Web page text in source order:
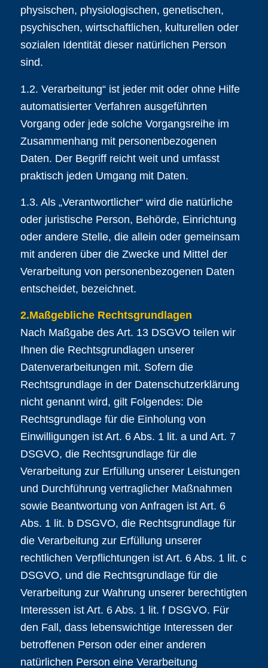
physischen, physiologischen, genetischen,
psychischen, wirtschaftlichen, kulturellen oder
sozialen Identität dieser natürlichen Person
sind.
1.2. Verarbeitung“ ist jeder mit oder ohne Hilfe
automatisierter Verfahren ausgeführten
Vorgang oder jede solche Vorgangsreihe im
Zusammenhang mit personenbezogenen
Daten. Der Begriff reicht weit und umfasst
praktisch jeden Umgang mit Daten.
1.3. Als „Verantwortlicher“ wird die natürliche
oder juristische Person, Behörde, Einrichtung
oder andere Stelle, die allein oder gemeinsam
mit anderen über die Zwecke und Mittel der
Verarbeitung von personenbezogenen Daten
entscheidet, bezeichnet.
2.Maßgebliche Rechtsgrundlagen
Nach Maßgabe des Art. 13 DSGVO teilen wir
Ihnen die Rechtsgrundlagen unserer
Datenverarbeitungen mit. Sofern die
Rechtsgrundlage in der Datenschutzerklärung
nicht genannt wird, gilt Folgendes: Die
Rechtsgrundlage für die Einholung von
Einwilligungen ist Art. 6 Abs. 1 lit. a und Art. 7
DSGVO, die Rechtsgrundlage für die
Verarbeitung zur Erfüllung unserer Leistungen
und Durchführung vertraglicher Maßnahmen
sowie Beantwortung von Anfragen ist Art. 6
Abs. 1 lit. b DSGVO, die Rechtsgrundlage für
die Verarbeitung zur Erfüllung unserer
rechtlichen Verpflichtungen ist Art. 6 Abs. 1 lit. c
DSGVO, und die Rechtsgrundlage für die
Verarbeitung zur Wahrung unserer berechtigten
Interessen ist Art. 6 Abs. 1 lit. f DSGVO. Für
den Fall, dass lebenswichtige Interessen der
betroffenen Person oder einer anderen
natürlichen Person eine Verarbeitung